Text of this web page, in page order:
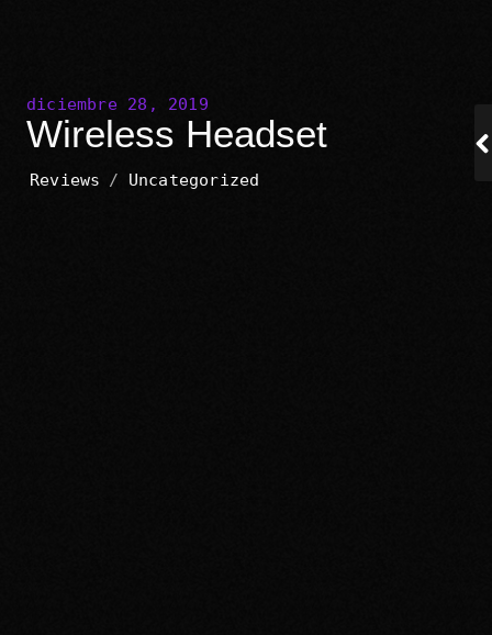
diciembre 28, 2019
Wireless Headset
Reviews / Uncategorized